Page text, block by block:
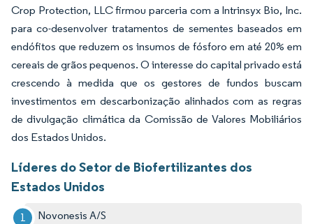
Crop Protection, LLC firmou parceria com a Intrinsyx Bio, Inc.
para co-desenvolver tratamentos de sementes baseados em
endófitos que reduzem os insumos de fósforo em até 20% em
cereais de grãos pequenos. O interesse do capital privado está
crescendo à medida que os gestores de fundos buscam
investimentos em descarbonização alinhados com as regras
de divulgação climática da Comissão de Valores Mobiliários
dos Estados Unidos.
Líderes do Setor de Biofertilizantes dos
Estados Unidos
Novonesis A/S